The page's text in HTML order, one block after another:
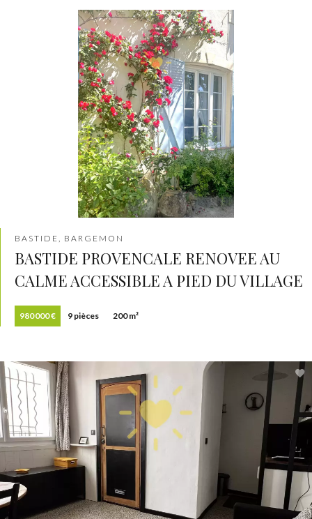
BASTIDE, BARGEMON
BASTIDE PROVENCALE RENOVEE AU
CALME ACCESSIBLE A PIED DU VILLAGE
980 000 € 9 pièces 200 m²